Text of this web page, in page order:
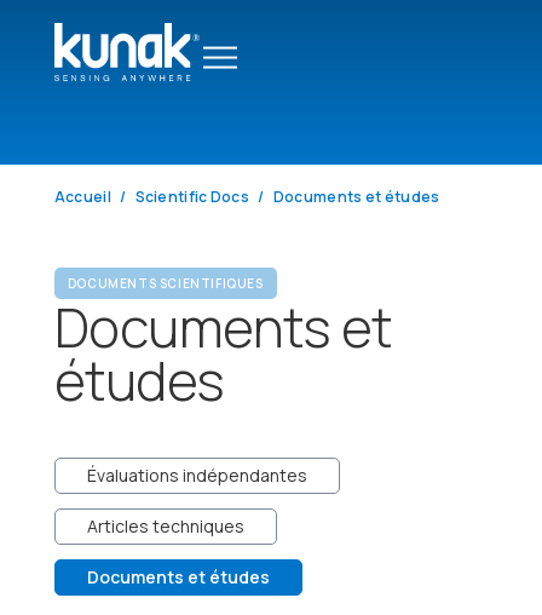
Accueil Scientific Docs Documents et études
DOCUMENTS SCIENTIFIQUES
Documents et
études
Évaluations indépendantes
Articles techniques
Documents et études